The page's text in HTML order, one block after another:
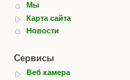
Мы
Карта сайта
Новости
Сервисы
Веб камера